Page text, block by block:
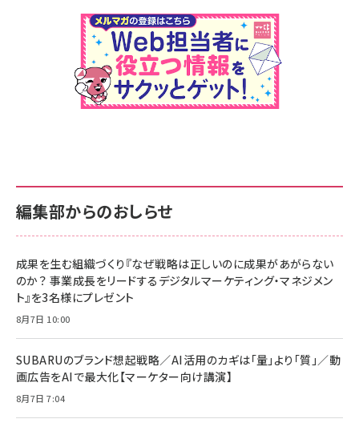
編集部からのおしらせ
成果を生む組織づくり『なぜ戦略は正しいのに成果があがらない
のか？ 事業成長をリードするデジタルマーケティング・マネジメン
ト』を3名様にプレゼント
8月7日 10:00
SUBARUのブランド想起戦略／AI活用のカギは「量」より「質」／動
画広告をAIで最大化【マーケター向け講演】
8月7日 7:04